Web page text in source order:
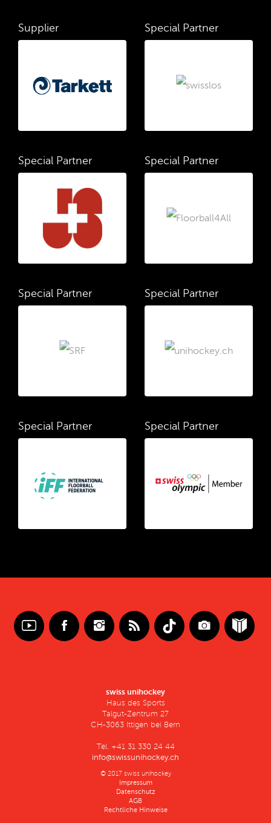
Supplier Special Partner
Special Partner Special Partner
Special Partner Special Partner
Special Partner Special Partner
swiss unihockey
Haus des Sports
Talgut-Zentrum 27
CH-3063 Ittigen bei Bern
Tel. +41 31 330 24 44
info@swissunihockey.ch
© 2017 swiss unihockey
Impressum
Datenschutz
AGB
Rechtliche Hinweise